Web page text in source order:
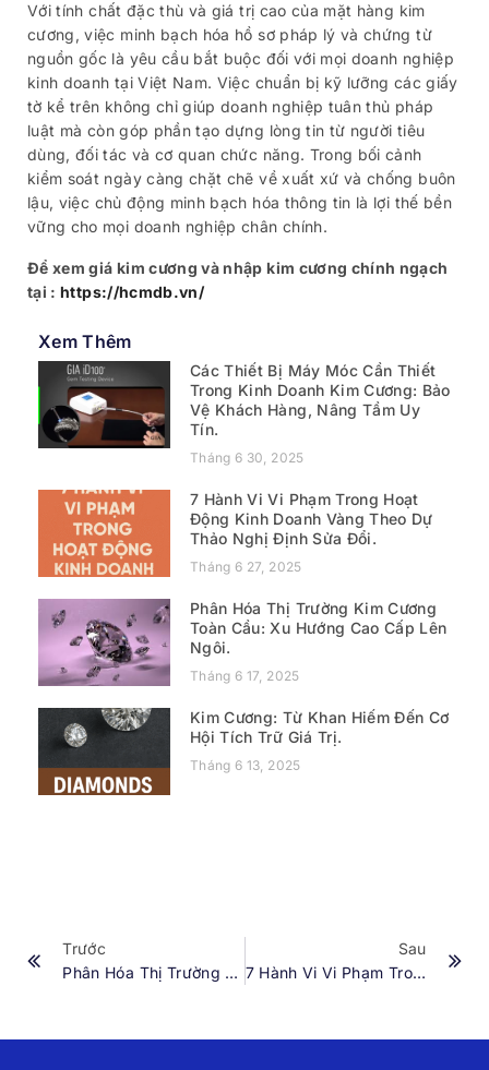
Với tính chất đặc thù và giá trị cao của mặt hàng kim
cương, việc minh bạch hóa hồ sơ pháp lý và chứng từ
nguồn gốc là yêu cầu bắt buộc đối với mọi doanh nghiệp
kinh doanh tại Việt Nam. Việc chuẩn bị kỹ lưỡng các giấy
tờ kể trên không chỉ giúp doanh nghiệp tuân thủ pháp
luật mà còn góp phần tạo dựng lòng tin từ người tiêu
dùng, đối tác và cơ quan chức năng. Trong bối cảnh
kiểm soát ngày càng chặt chẽ về xuất xứ và chống buôn
lậu, việc chủ động minh bạch hóa thông tin là lợi thế bền
vững cho mọi doanh nghiệp chân chính.
Để xem giá kim cương và nhập kim cương chính ngạch
tại :https://hcmdb.vn/
Xem Thêm
Các Thiết Bị Máy Móc Cần Thiết
Trong Kinh Doanh Kim Cương: Bảo
Vệ Khách Hàng, Nâng Tầm Uy
Tín.
Tháng 6 30, 2025
7 Hành Vi Vi Phạm Trong Hoạt
Động Kinh Doanh Vàng Theo Dự
Thảo Nghị Định Sửa Đổi.
Tháng 6 27, 2025
Phân Hóa Thị Trường Kim Cương
Toàn Cầu: Xu Hướng Cao Cấp Lên
Ngôi.
Tháng 6 17, 2025
Kim Cương: Từ Khan Hiếm Đến Cơ
Hội Tích Trữ Giá Trị.
Tháng 6 13, 2025
Trước
Phân Hóa Thị Trường Kim Cương Toàn Cầu: Xu Hướng Cao Cấp Lên Ngôi.
Sau
7 Hành Vi Vi Phạm Trong Hoạt Động Kinh Doanh Vàng Theo Dự Thảo Nghị Định Sửa Đổi.